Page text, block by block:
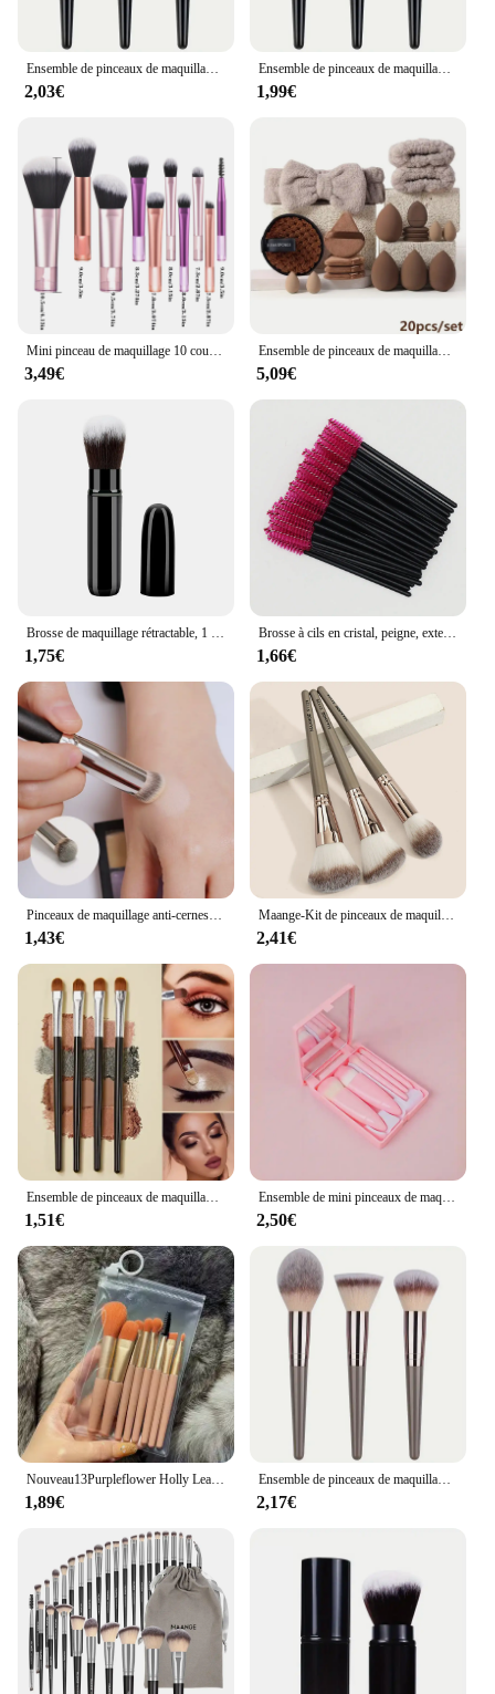
Ensemble de pinceaux de maquillage doux et moelleux, fard à barrage, fond de teint, correcteur, mélange, fard à joues, pinceau Kabuki, outil de beauté professionnel pour femme, 3-20 pièces
2,03€
Ensemble de pinceaux de maquillage professionnels pour femmes, fard à barrage, fond de teint, correcteur, mélange, fard à joues, pinceau, doux, moelleux, outil de beauté, Kabuki, 3-20 pièces
1,99€
Mini pinceau de maquillage 10 couleurs, outil de maquillage portable de voyage, bouffant de maquillage, pinceau de paume, ensemble d'outils de maquillage professionnel, cadeau de noël
3,49€
Ensemble de pinceaux de maquillage professionnels avec 20/40 outils, diverses spécifications disponibles
5,09€
Brosse de maquillage rétractable, 1 pièce, pour poudre, fard à joues, Mini multifonction, Portable, avec poignée en aluminium
1,75€
Brosse à cils en cristal, peigne, extension de cils de poulet, baguettes de mascara, maquillage professionnel, outil de beauté, 50 pièces
1,66€
Pinceaux de maquillage anti-cernes, 1 pièce, précision, doux, moelleux, pour taches, couverture d'acné, cernes, détails multifonctions, outils de maquillage
1,43€
Maange-Kit de pinceaux de maquillage professionnels pour femme, fond de teint, correcteur, blush, bronzant, poils doux et moelleux, outils de beauté, 3 pièces
2,41€
Ensemble de pinceaux de maquillage doux et moelleux, fond de teint cosmétique, poudre, fard à barrage, mélange Kabuki, outil de beauté
1,51€
Ensemble de mini pinceaux de maquillage avec étui et nouilles miroir, kit de pinceaux cosmétiques, petite fonction d'invitation, taille de voyage, 5 pièces
2,50€
1,89€
Ensemble de pinceaux de maquillage pour femme, fond de teint, fard à barrage, surligneur, doux, moelleux, correcteur, pinceau mélangeur Kabuki, outil de beauté, 3-20 pièces
2,17€